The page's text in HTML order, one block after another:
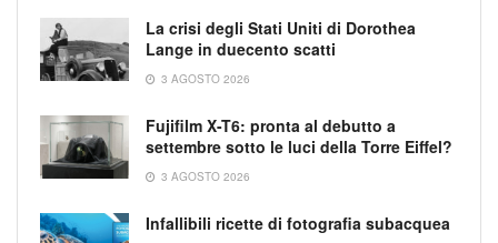
La crisi degli Stati Uniti di Dorothea
Lange in duecento scatti
3 AGOSTO 2026
Fujifilm X-T6: pronta al debutto a
settembre sotto le luci della Torre Eiffel?
3 AGOSTO 2026
Infallibili ricette di fotografia subacquea